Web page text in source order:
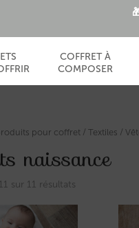
COFFRET À
COMPOSER
pour coffret /Textiles /
naissance
sur 11 résultats